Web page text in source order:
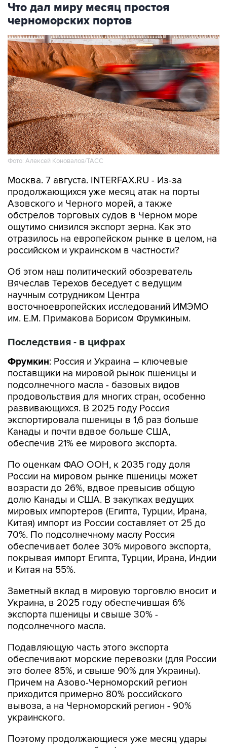
Что дал миру месяц простоя
черноморских портов
Фото: Алексей Коновалов/ТАСС
Москва. 7 августа. INTERFAX.RU - Из-за
продолжающихся уже месяц атак на порты
Азовского и Черного морей, а также
обстрелов торговых судов в Черном море
ощутимо снизился экспорт зерна. Как это
отразилось на европейском рынке в целом, на
российском и украинском в частности?
Об этом наш политический обозреватель
Вячеслав Терехов беседует с ведущим
научным сотрудником Центра
восточноевропейских исследований ИМЭМО
им. Е.М. Примакова Борисом Фрумкиным.
Последствия - в цифрах
Фрумкин: Россия и Украина – ключевые
поставщики на мировой рынок пшеницы и
подсолнечного масла - базовых видов
продовольствия для многих стран, особенно
развивающихся. В 2025 году Россия
экспортировала пшеницы в 1,6 раз больше
Канады и почти вдвое больше США,
обеспечив 21% ее мирового экспорта.
По оценкам ФАО ООН, к 2035 году доля
России на мировом рынке пшеницы может
возрасти до 26%, вдвое превысив общую
долю Канады и США. В закупках ведущих
мировых импортеров (Египта, Турции, Ирана,
Китая) импорт из России составляет от 25 до
70%. По подсолнечному маслу Россия
обеспечивает более 30% мирового экспорта,
покрывая импорт Египта, Турции, Ирана, Индии
и Китая на 55%.
Заметный вклад в мировую торговлю вносит и
Украина, в 2025 году обеспечившая 6%
экспорта пшеницы и свыше 30% -
подсолнечного масла.
Подавляющую часть этого экспорта
обеспечивают морские перевозки (для России
это более 85%, и свыше 90% для Украины).
Причем на Азово-Черноморский регион
приходится примерно 80% российского
вывоза, а на Черноморский регион - 90%
украинского.
Поэтому продолжающиеся уже месяц удары